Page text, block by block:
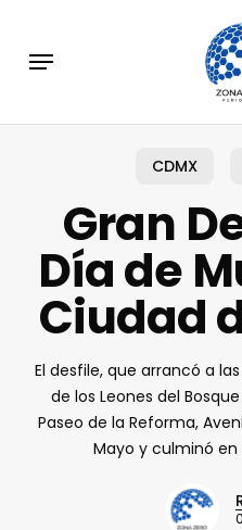
main
Menu
CDMX
Gran
Día de
Ciudad
El desfile, que arrancó a
de los Leones del
Paseo de la Reforma,
Mayo y culminó